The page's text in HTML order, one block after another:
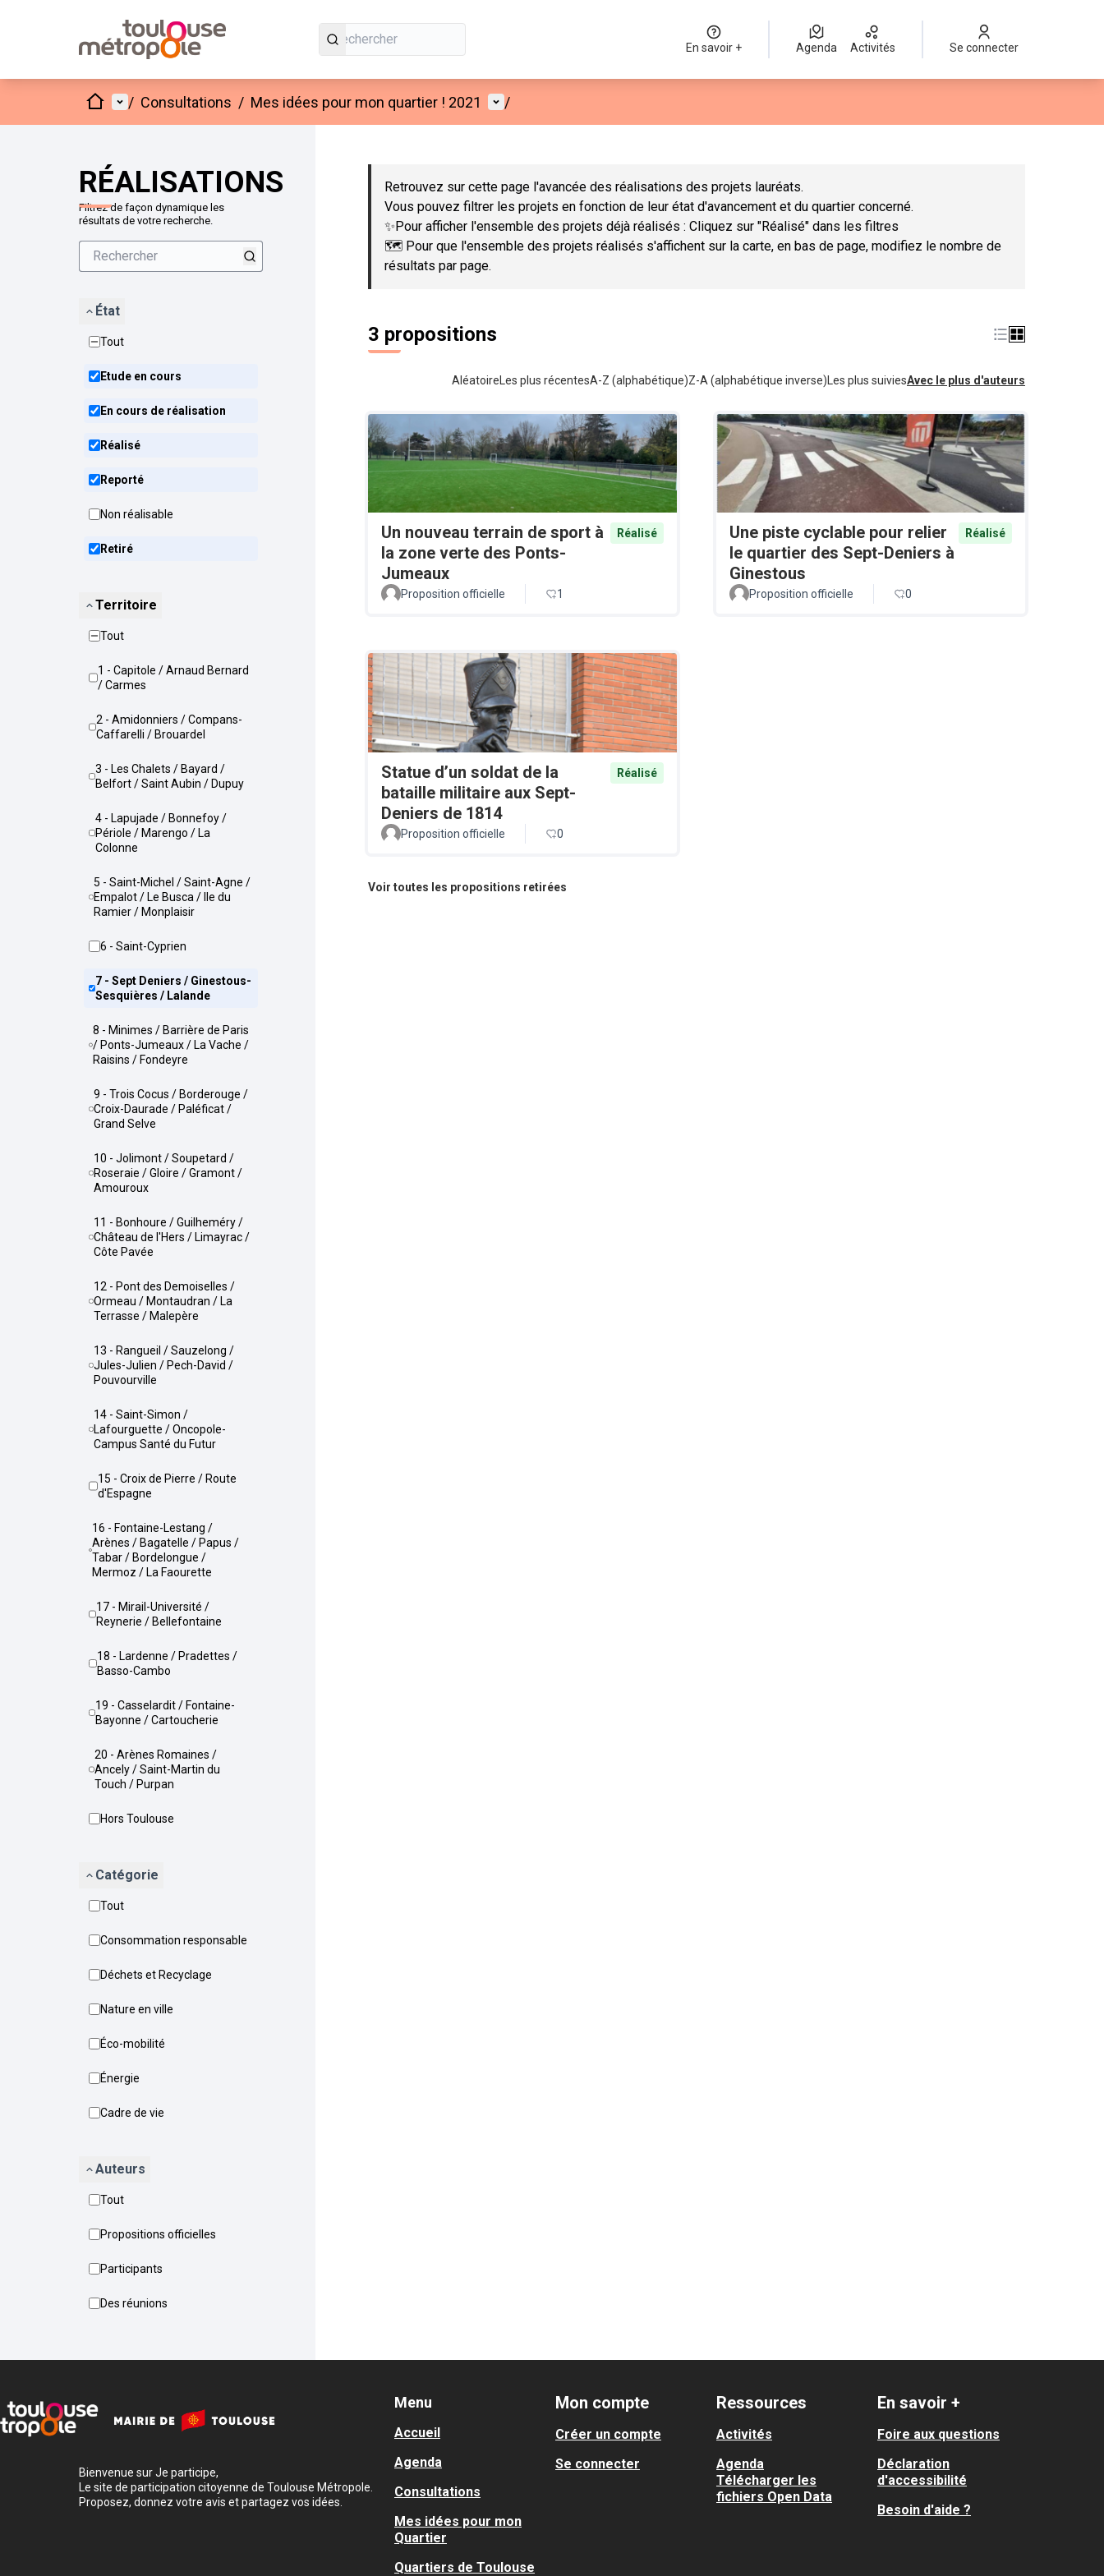
En savoir + Agenda Activités Se connecter
AccueilMenu principal
/ Consultations / Mes idées pour mon quartier ! 2021 Menu utilisateur
/
RÉALISATIONS
Filtrez de façon dynamique les
résultats de votre recherche.
État
Tout
Etude en cours
En cours de réalisation
Réalisé
Reporté
Non réalisable
Retiré
Territoire
Tout
1 - Capitole / Arnaud Bernard
/ Carmes
2 - Amidonniers / Compans-
Caffarelli / Brouardel
3 - Les Chalets / Bayard /
Belfort / Saint Aubin / Dupuy
4 - Lapujade / Bonnefoy /
Périole / Marengo / La
Colonne
5 - Saint-Michel / Saint-Agne /
Empalot / Le Busca / Ile du
Ramier / Monplaisir
6 - Saint-Cyprien
7 - Sept Deniers / Ginestous-
Sesquières / Lalande
8 - Minimes / Barrière de Paris
/ Ponts-Jumeaux / La Vache /
Raisins / Fondeyre
9 - Trois Cocus / Borderouge /
Croix-Daurade / Paléficat /
Grand Selve
10 - Jolimont / Soupetard /
Roseraie / Gloire / Gramont /
Amouroux
11 - Bonhoure / Guilheméry /
Château de l'Hers / Limayrac /
Côte Pavée
12 - Pont des Demoiselles /
Ormeau / Montaudran / La
Terrasse / Malepère
13 - Rangueil / Sauzelong /
Jules-Julien / Pech-David /
Pouvourville
14 - Saint-Simon /
Lafourguette / Oncopole-
Campus Santé du Futur
15 - Croix de Pierre / Route
d'Espagne
16 - Fontaine-Lestang /
Arènes / Bagatelle / Papus /
Tabar / Bordelongue /
Mermoz / La Faourette
17 - Mirail-Université /
Reynerie / Bellefontaine
18 - Lardenne / Pradettes /
Basso-Cambo
19 - Casselardit / Fontaine-
Bayonne / Cartoucherie
20 - Arènes Romaines /
Ancely / Saint-Martin du
Touch / Purpan
Hors Toulouse
Catégorie
Tout
Consommation responsable
Déchets et Recyclage
Nature en ville
Éco-mobilité
Énergie
Cadre de vie
Auteurs
Tout
Propositions officielles
Participants
Des réunions
Passer la carte
Retrouvez sur cette page l'avancée des réalisations des projets lauréats.
Vous pouvez filtrer les projets en fonction de leur état d'avancement et du quartier concerné.
✨Pour afficher l'ensemble des projets déjà réalisés : Cliquez sur "Réalisé" dans les filtres
🗺️ Pour que l'ensemble des projets réalisés s'affichent sur la carte, en bas de page, modifiez le nombre de
résultats par page.
3 propositions
Aléatoire Les plus récentesA-Z (alphabétique)Z-A (alphabétique inverse) Les plus suiviesAvec le plus d'auteurs
Un nouveau terrain de sport à
la zone verte des Ponts-
Jumeaux
Réalisé
Proposition officielle 1
Une piste cyclable pour relier
le quartier des Sept-Deniers à
Ginestous
Réalisé
Proposition officielle 0
Statue d’un soldat de la
bataille militaire aux Sept-
Deniers de 1814
Réalisé
Proposition officielle 0
Voir toutes les propositions retirées
Bienvenue sur Je participe,
Le site de participation citoyenne de Toulouse Métropole.
Proposez, donnez votre avis et partagez vos idées.
Menu
Accueil
Agenda
Consultations
Mes idées pour mon
Quartier
Quartiers de Toulouse
Mon compte
Créer un compte
Se connecter
Ressources
Activités
Agenda
Télécharger les
fichiers Open Data
En savoir +
Foire aux questions
Déclaration
d'accessibilité
Besoin d'aide ?